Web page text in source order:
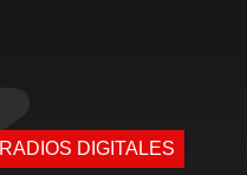
RADIOS DIGITALES